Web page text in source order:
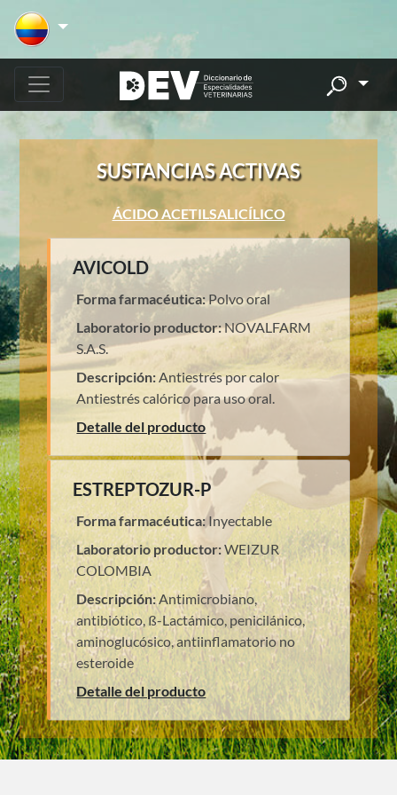
SUSTANCIAS ACTIVAS
ÁCIDO ACETILSALICÍLICO
AVICOLD
Forma farmacéutica:Polvo oral
Laboratorio productor:NOVALFARM
S.A.S.
Descripción:Antiestrés por calor
Antiestrés calórico para uso oral.
Detalle del producto
ESTREPTOZUR-P
Forma farmacéutica:Inyectable
Laboratorio productor:WEIZUR
COLOMBIA
Descripción:Antimicrobiano,
antibiótico, ß-Lactámico, penicilánico,
aminoglucósico, antiinflamatorio no
esteroide
Detalle del producto